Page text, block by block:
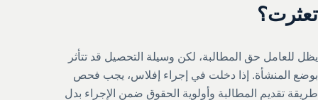
تعثرت؟
يظل للعامل حق المطالبة، لكن وسيلة التحصيل قد تتأثر
بوضع المنشأة. إذا دخلت في إجراء إفلاس، يجب فحص
طريقة تقديم المطالبة وأولوية الحقوق ضمن الإجراء بدل